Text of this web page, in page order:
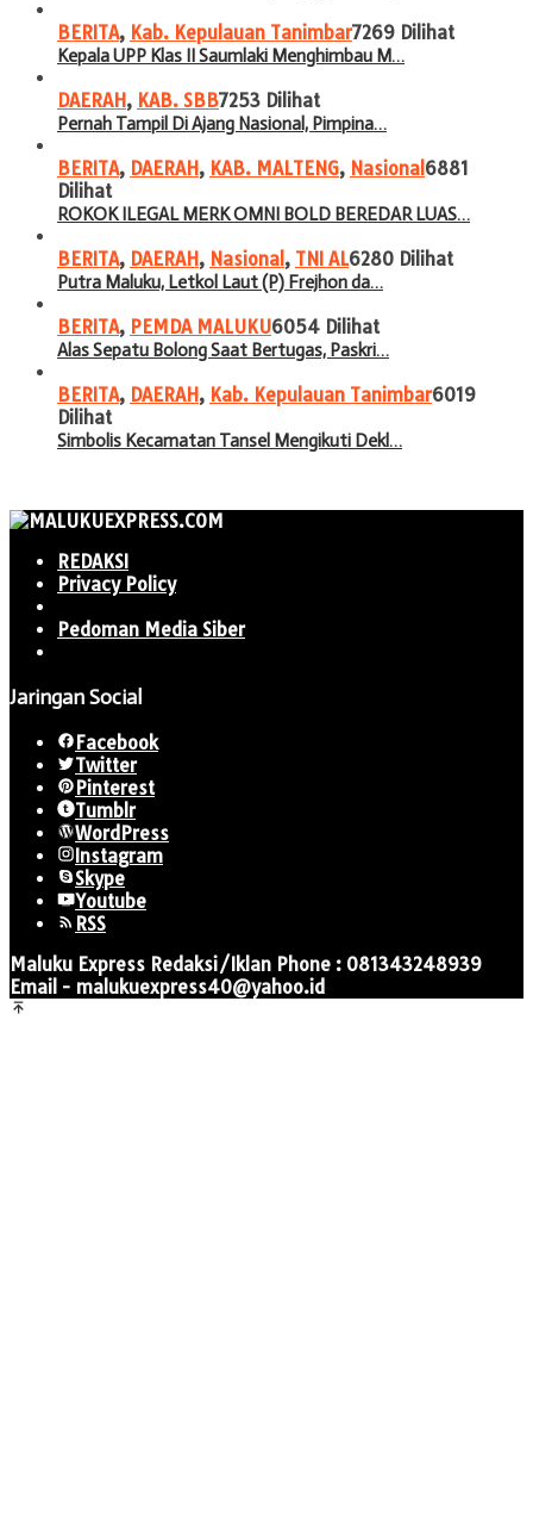
BERITA, Kab. Kepulauan Tanimbar7269 Dilihat
Kepala UPP Klas II Saumlaki Menghimbau M…
DAERAH, KAB. SBB7253 Dilihat
Pernah Tampil Di Ajang Nasional, Pimpina…
BERITA, DAERAH, KAB. MALTENG, Nasional 6881
Dilihat
ROKOK ILEGAL MERK OMNI BOLD BEREDAR LUAS…
BERITA, DAERAH, Nasional , TNI AL6280 Dilihat
Putra Maluku, Letkol Laut (P) Frejhon da…
BERITA, PEMDA MALUKU6054 Dilihat
Alas Sepatu Bolong Saat Bertugas, Paskri…
BERITA, DAERAH, Kab. Kepulauan Tanimbar6019
Dilihat
Simbolis Kecamatan Tansel Mengikuti Dekl…
REDAKSI
Privacy Policy
Pedoman Media Siber
Jaringan Social
Facebook
Twitter
Pinterest
Tumblr
WordPress
Instagram
Skype
Youtube
RSS
Maluku Express Redaksi/Iklan Phone : 081343248939
Email - malukuexpress40@yahoo.id